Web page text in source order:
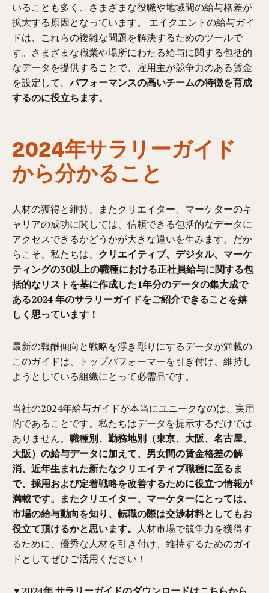
いることも多く、さまざまな役職や地域間の給与格差が
拡大する原因となっています。 エイクエントの給与ガイ
ドは、これらの複雑な問題を解決するためのツールで
す。さまざまな職業や場所にわたる給与に関する包括的
なデータを提供することで、雇用主が競争力のある賃金
を設定して、パフォーマンスの高いチームの特徴を育成
するのに役立ちます。
2024年サラリーガイド
から分かること
人材の獲得と維持、またクリエイター、マーケターのキ
ャリアの成功に関しては、信頼できる包括的なデータに
アクセスできるかどうかが大きな違いを生みます。だか
らこそ、私たちは、 クリエイティブ、デジタル、マーケ
ティングの30以上の職種における正社員給与に関する包
括的なリストを基に作成した1年分のデータの集大成で
ある2024 年のサラリーガイドをご紹介できることを嬉
しく思っています！
最新の報酬傾向と戦略を浮き彫りにするデータが満載の
このガイドは、トップパフォーマーを引き付け、維持し
ようとしている組織にとって必需品です。
当社の2024年給与ガイドが本当にユニークなのは、実用
的であることです。私たちはデータを提示するだけでは
ありません。職種別、勤務地別（東京、大阪、名古屋、
大阪）の給与データに加えて、男女間の賃金格差の解
消、近年生まれた新たなクリエイティブ職種に至るま
で、採用および定着戦略を改善するために役立つ情報が
満載です。またクリエイター、マーケターにとっては、
市場の給与動向を知り、転職の際は交渉材料としてもお
役立て頂けるかと思います。 人材市場で競争力を獲得す
るために、優秀な人材を引き付け、維持するためのガイ
ドとしてぜひご活用ください！